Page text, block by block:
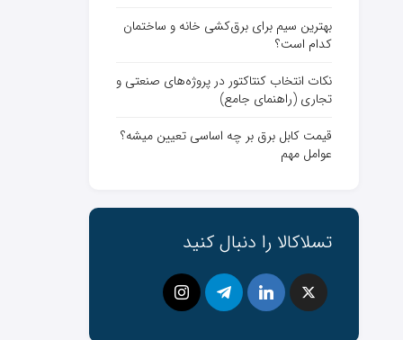
بهترین سیم برای برق‌کشی خانه و ساختمان
کدام است؟
نکات انتخاب کنتاکتور در پروژه‌های صنعتی و
تجاری (راهنمای جامع)
قیمت کابل برق بر چه اساسی تعیین میشه؟
عوامل مهم
تسلاکالا را دنبال کنید